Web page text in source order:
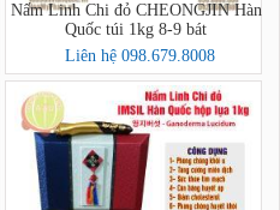
Nấm Linh Chi đỏ CHEONGJIN Hàn
Quốc túi 1kg 8-9 bát
Liên hệ 098.679.8008